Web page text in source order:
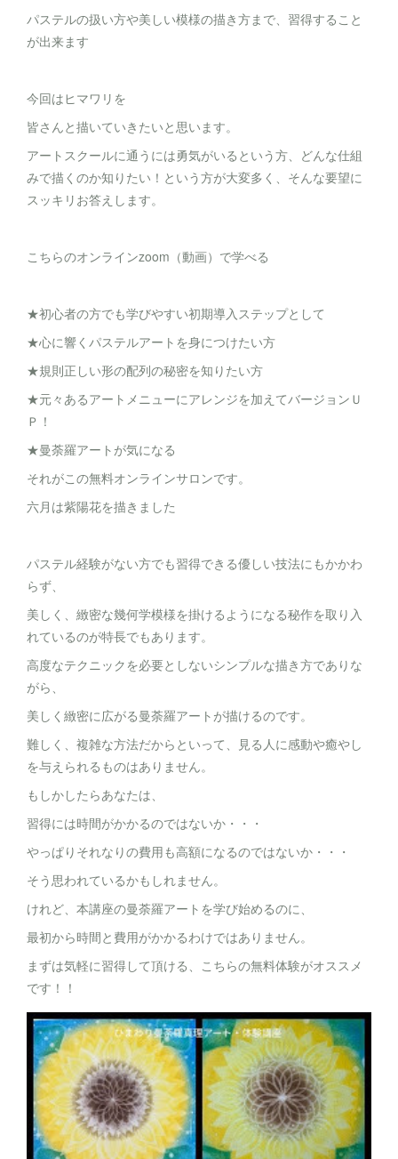
パステルの扱い方や美しい模様の描き方まで、習得すること
が出来ます
今回はヒマワリを
皆さんと描いていきたいと思います。
アートスクールに通うには勇気がいるという方、どんな仕組
みで描くのか知りたい！という方が大変多く、そんな要望に
スッキリお答えします。
こちらのオンラインzoom（動画）で学べる
★初心者の方でも学びやすい初期導入ステップとして
★心に響くパステルアートを身につけたい方
★規則正しい形の配列の秘密を知りたい方
★元々あるアートメニューにアレンジを加えてバージョンＵ
Ｐ！
★曼荼羅アートが気になる
それがこの無料オンラインサロンです。
六月は紫陽花を描きました
パステル経験がない方でも習得できる優しい技法にもかかわ
らず、
美しく、緻密な幾何学模様を掛けるようになる秘作を取り入
れているのが特長でもあります。
高度なテクニックを必要としないシンプルな描き方でありな
がら、
美しく緻密に広がる曼荼羅アートが描けるのです。
難しく、複雑な方法だからといって、見る人に感動や癒やし
を与えられるものはありません。
もしかしたらあなたは、
習得には時間がかかるのではないか・・・
やっぱりそれなりの費用も高額になるのではないか・・・
そう思われているかもしれません。
けれど、本講座の曼荼羅アートを学び始めるのに、
最初から時間と費用がかかるわけではありません。
まずは気軽に習得して頂ける、こちらの無料体験がオススメ
です！！